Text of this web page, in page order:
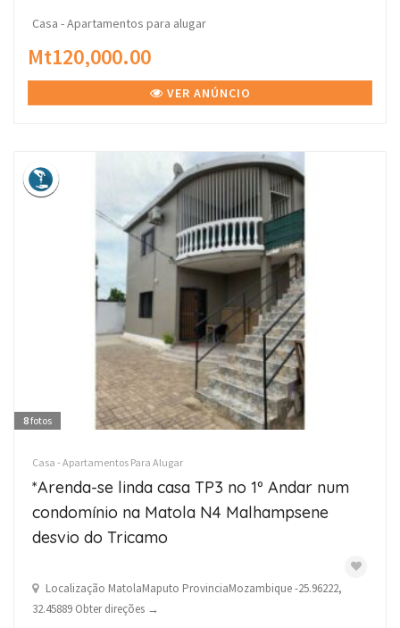
Casa - Apartamentos para alugar
Mt120,000.00
VER ANÚNCIO
8fotos
Casa - Apartamentos Para Alugar
*Arenda-se linda casa TP3 no 1º Andar num
condomínio na Matola N4 Malhampsene
desvio do Tricamo
Localização MatolaMaputo ProvinciaMozambique -25.96222,
32.45889 Obter direções →